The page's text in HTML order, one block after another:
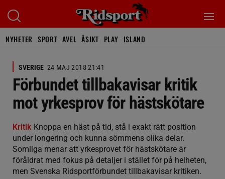
NYHETER SPORT AVEL ÅSIKT PLAY ISLAND
SVERIGE 24 MAJ 2018 21:41
Förbundet tillbakavisar kritik
mot yrkesprov för hästskötare
Kritik Knoppa en häst på tid, stå i exakt rätt position
under longering och kunna sömmens olika delar.
Somliga menar att yrkesprovet för hästskötare är
föråldrat med fokus på detaljer i stället för på helheten,
men Svenska Ridsportförbundet tillbakavisar kritiken.